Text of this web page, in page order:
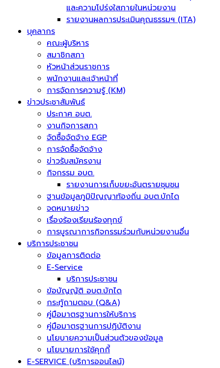
และความโปร่งใสภายในหน่วยงาน
รายงานผลการประเมินคุณธรรมฯ (ITA)
บุคลากร
คณะผู้บริหาร
สมาชิกสภา
หัวหน้าส่วนราชการ
พนักงานและเจ้าหน้าที่
การจัดการความรู้ (KM)
ข่าวประชาสัมพันธ์
ประกาศ อบต.
งานกิจการสภา
จัดซื้อจัดจ้าง EGP
การจัดซื้อจัดจ้าง
ข่าวรับสมัครงาน
กิจกรรม อบต.
รายงานการเก็บขยะอันตรายชุมชน
ฐานข้อมูลภูมิปัญญาท้องถิ่น อบต.บักได
จดหมายข่าว
เรื่องร้องเรียนร้องทุกข์
การบูรณาการกิจกรรมร่วมกับหน่วยงานอื่น
บริการประชาชน
ข้อมูลการติดต่อ
E-Service
บริการประชาชน
ข้อบัญญัติ อบต.บักได
กระทู้ถามตอบ (Q&A)
คู่มือมาตรฐานการให้บริการ
คู่มือมาตรฐานการปฏิบัติงาน
นโยบายความเป็นส่วนตัวของข้อมูล
นโยบายการใช้คุกกี้
E-SERVICE (บริการออนไลน์)